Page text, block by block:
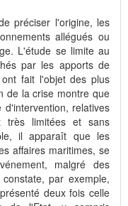
préciser l'origine, les
allégués ou
L'étude se limite au
par les apports de
fait l'objet des plus
de la crise montre que
relatives
très limitées et sans
il apparaît que les
affaires maritimes, se
malgré des
par exemple,
deux fois celle